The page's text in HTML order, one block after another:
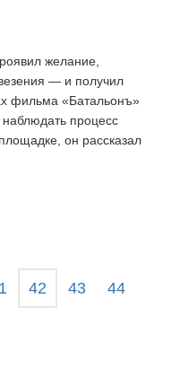
желание,
— и получил
фильма «Батальонъ»
процесс
он рассказал
42 43 44